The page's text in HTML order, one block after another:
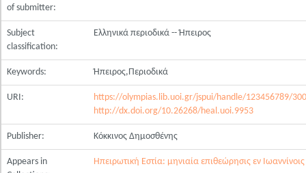
of submitter:
Subject
classification:
Ελληνικά περιοδικά -- Ήπειρος
Keywords: Ήπειρος,Περιοδικά
URI:
https://olympias.lib.uoi.gr/jspui/handle/123456789/
http://dx.doi.org/10.26268/heal.uoi.9953
Publisher: Κόκκινος Δημοσθένης
Appears in
Ηπειρωτική Εστία: μηνιαία επιθεώρησις εν Ιωαννίνοις